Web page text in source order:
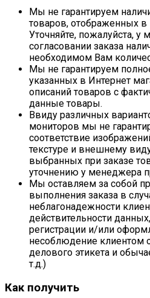
Мы не гарантируем
товаров, отображенных в
Уточняйте, пожалуйста, у
согласовании заказа
необходимом Вам
Мы не гарантируем
указанных в Интернет
описаний товаров с
данные товары.
Ввиду различных
мониторов мы не
соответствие
текстуре и внешнему
выбранных при заказе
уточнению у менеджера
Мы оставляем за собой
выполнения заказа в
неблагонадежности
действительности
регистрации и/или
несоблюдение клиентом
делового этикета и
т.д.)
Как получить